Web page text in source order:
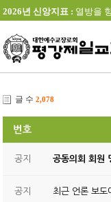
2026년 신앙지표 : 열방을
글 수 2,078
번호
공지 공동의회 회원
공지 최근 언론 보도